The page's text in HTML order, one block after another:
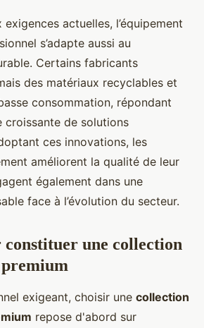
actuelles, l’équipement
s’adapte aussi au
Certains fabricants
des matériaux recyclables et
consommation, répondant
croissante de solutions
ces innovations, les
améliorent la qualité de leur
également dans une
face à l’évolution du secteur.
constituer une collection
premium
exigeant, choisir une collection
repose d'abord sur